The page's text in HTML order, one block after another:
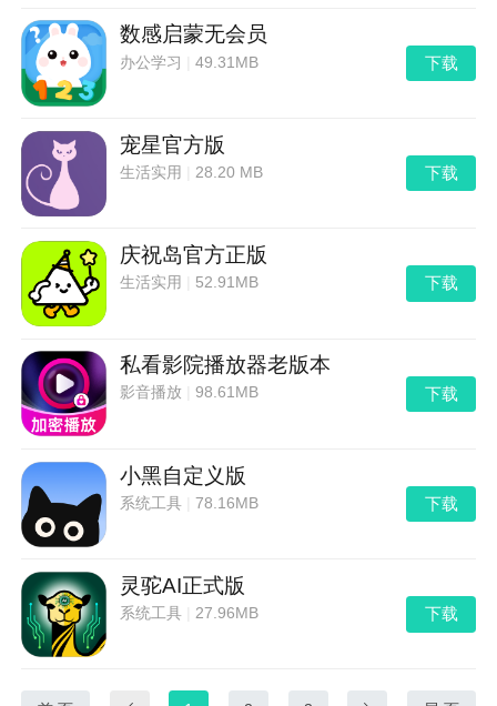
数感启蒙无会员
办公学习 |49.31MB 下载
宠星官方版
生活实用 28.20 MB 下载
庆祝岛官方正版
生活实用 52.91MB 下载
私看影院播放器老版本
影音播放 |98.61MB 下载
小黑自定义版
系统工具 |78.16MB 下载
灵驼AI正式版
系统工具 27.96MB 下载